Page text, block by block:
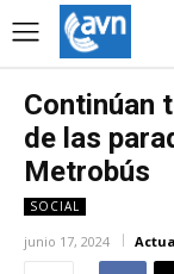
Continúan
de las
Metrobús
SOCIAL
junio 17, 2024